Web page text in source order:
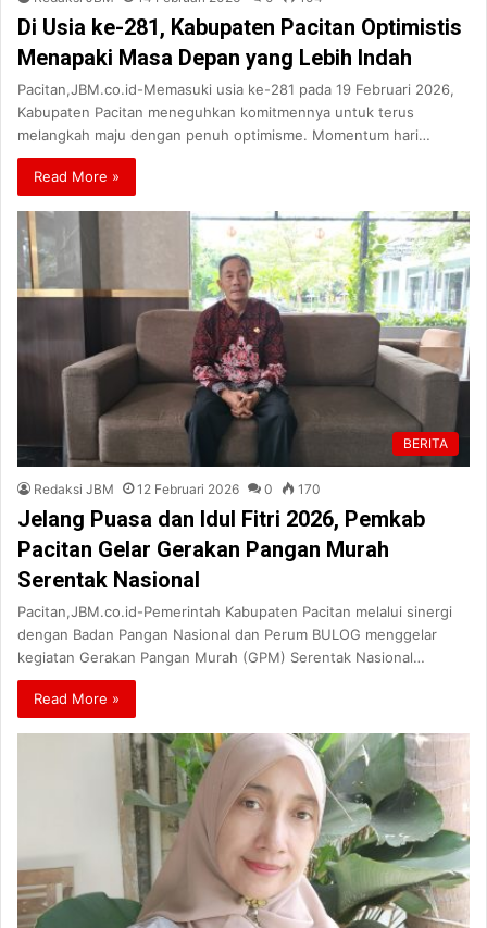
Di Usia ke-281, Kabupaten Pacitan Optimistis
Menapaki Masa Depan yang Lebih Indah
Pacitan,JBM.co.id-Memasuki usia ke-281 pada 19 Februari 2026,
Kabupaten Pacitan meneguhkan komitmennya untuk terus
melangkah maju dengan penuh optimisme. Momentum hari…
Read More »
BERITA
Redaksi JBM 12 Februari 2026 0 170
Jelang Puasa dan Idul Fitri 2026, Pemkab
Pacitan Gelar Gerakan Pangan Murah
Serentak Nasional
Pacitan,JBM.co.id-Pemerintah Kabupaten Pacitan melalui sinergi
dengan Badan Pangan Nasional dan Perum BULOG menggelar
kegiatan Gerakan Pangan Murah (GPM) Serentak Nasional…
Read More »